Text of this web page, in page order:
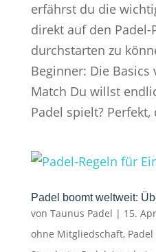
erfährst du die
direkt auf den Padel-
durchstarten zu
Beginner: Die Basics
Match Du willst
Padel spielt?
Padel boomt weltweit:
von Taunus Padel | 15.
ohne Mitgliedschaft,